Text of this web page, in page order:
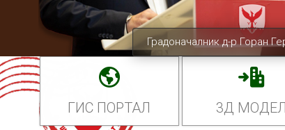
Градоначалник д-р Горан
ГИС ПОРТАЛ 3Д МОДЕЛ